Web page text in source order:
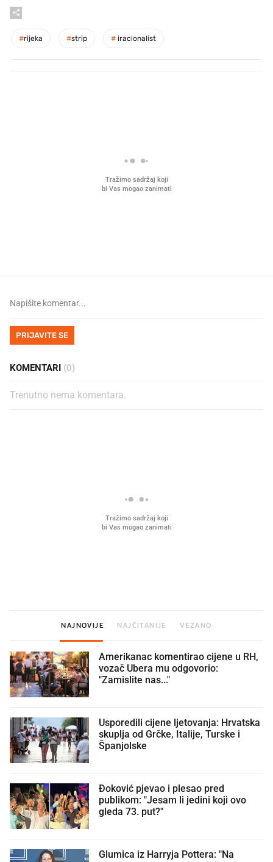
#rijeka #strip # iracionalist
PRIJAVITE SE
KOMENTARI (0)
Trenutno nema komentara.
NAJNOVIJE NAJČITANIJE VEZANO
Amerikanac komentirao cijene u RH,
vozač Ubera mu odgovorio:
"Zamislite nas..."
Usporedili cijene ljetovanja: Hrvatska
skuplja od Grčke, Italije, Turske i
Španjolske
Đoković pjevao i plesao pred
publikom: "Jesam li jedini koji ovo
gleda 73. put?"
Glumica iz Harryja Pottera: "Na